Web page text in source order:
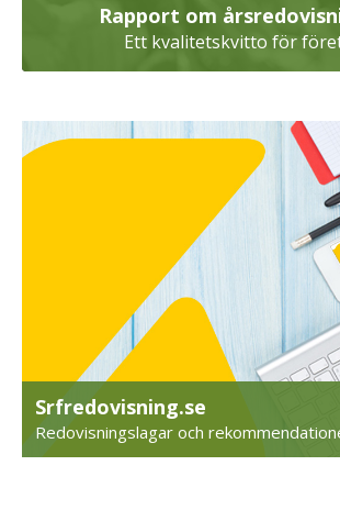
Rapport om
Ett kvalitetskvitto för
Srfredovisning.se
Redovisningslagar och